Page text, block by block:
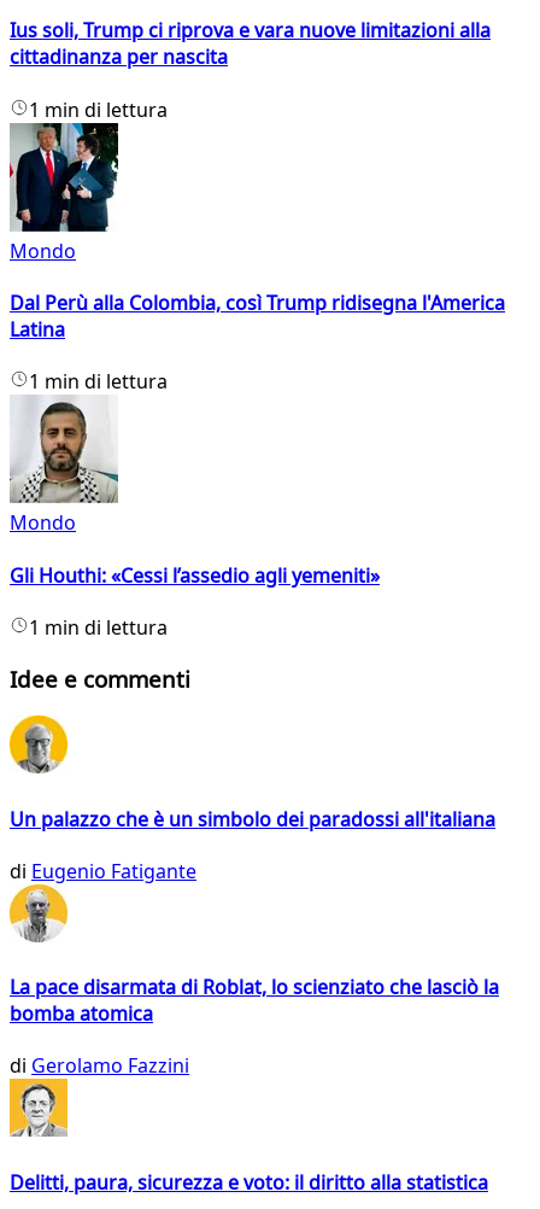
Ius soli, Trump ci riprova e vara nuove limitazioni alla
cittadinanza per nascita
1 min di lettura
Mondo
Dal Perù alla Colombia, così Trump ridisegna l'America
Latina
1 min di lettura
Mondo
Gli Houthi: «Cessi l’assedio agli yemeniti»
1 min di lettura
Idee e commenti
Un palazzo che è un simbolo dei paradossi all'italiana
di Eugenio Fatigante
La pace disarmata di Roblat, lo scienziato che lasciò la
bomba atomica
di Gerolamo Fazzini
Delitti, paura, sicurezza e voto: il diritto alla statistica